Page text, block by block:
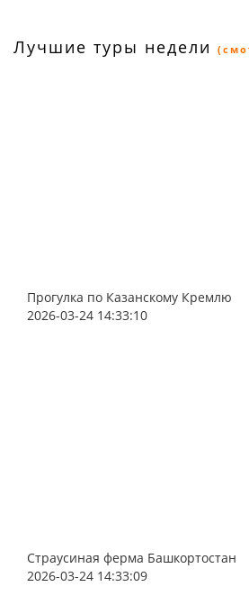
Лучшие туры недели
Прогулка по Казанскому Кремлю
2026-03-24 14:33:10
Страусиная ферма Башкортостан
2026-03-24 14:33:09